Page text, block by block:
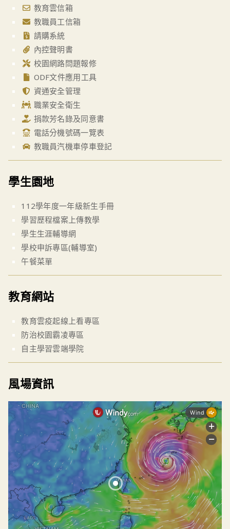
教育雲信箱
教職員工信箱
請購系統
內控聲明書
校園網路問題報修
ODF文件應用工具
資通安全管理
職業安全衛生
捐款芳名錄及同意書
電話分機號碼一覽表
教職員汽機車停車登記
學生園地
112學年度一年級新生手冊
學習歷程檔案上傳教學
學生生涯輔導網
學校申訴專區(輔導室)
午餐菜單
教育網站
教育雲疫起線上看專區
防治校園霸凌專區
自主學習雲端學院
風場資訊